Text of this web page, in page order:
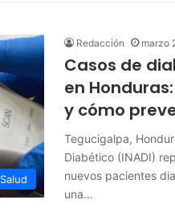
Salud
Redacción marzo
Casos de
en
y cómo
Tegucigalpa,
Diabético (INADI)
nuevos pacientes
una…